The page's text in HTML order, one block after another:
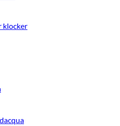
de Candados para bicicleta en
para tus proyectos de renovación y
realidad!
klocker